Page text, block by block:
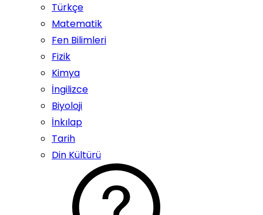
Türkçe
Matematik
Fen Bilimleri
Fizik
Kimya
İngilizce
Biyoloji
İnkılap
Tarih
Din Kültürü